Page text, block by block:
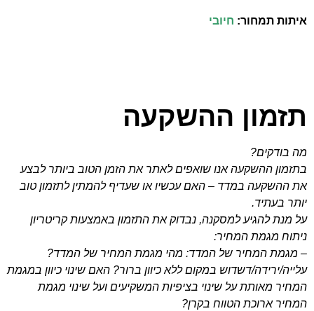
איתות תמחור: חיובי
תזמון ההשקעה
מה בודקים?
בתזמון ההשקעה אנו שואפים לאתר את הזמן הטוב ביותר לבצע
את ההשקעה במדד – האם עכשיו או שעדיף להמתין לתזמון טוב
יותר בעתיד.
על מנת להגיע למסקנה, נבדוק את התזמון באמצעות קריטריון
ניתוח מגמת המחיר:
– מגמת המחיר של המדד: מהי מגמת המחיר של המדד?
עלייה/ירידה/דשדוש במקום ללא כיוון ברור? האם שינוי כיוון במגמת
המחיר מאותת על שינוי בציפיות המשקיעים ועל שינוי מגמת
המחיר ארוכת הטווח בקרן?